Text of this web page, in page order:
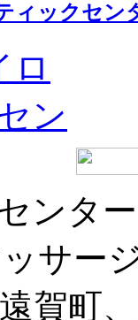
ィックセン
ンタ
サー
賀町